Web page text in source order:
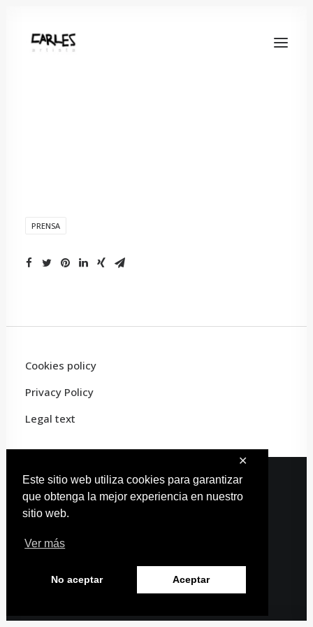
Este sitio web utiliza cookies para garantizar
que obtenga la mejor experiencia en nuestro
sitio web.
Ver más
No aceptar Aceptar
✕
PRENSA
Cookies policy
Privacy Policy
Legal text